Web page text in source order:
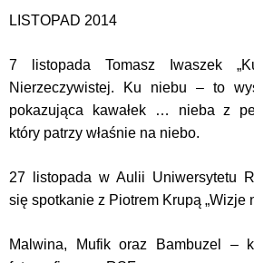
LISTOPAD 2014
7 listopada Tomasz Iwaszek
Nierzeczywistej. Ku niebu – to
pokazująca kawałek … nieba z
który patrzy właśnie na niebo.
27 listopada w Aulii Uniwersytetu
się spotkanie z Piotrem Krupą „Wizje
Malwina, Mufik oraz Bambuzel –